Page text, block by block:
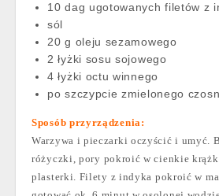
10 dag ugotowanych filetów z
sól
20 g oleju sezamowego
2 łyżki sosu sojowego
4 łyżki octu winnego
po szczypcie zmielonego
Sposób przyrządzenia:
Warzywa i pieczarki oczyścić i umyć.
różyczki, pory pokroić w cienkie
plasterki. Filety z indyka pokroić w